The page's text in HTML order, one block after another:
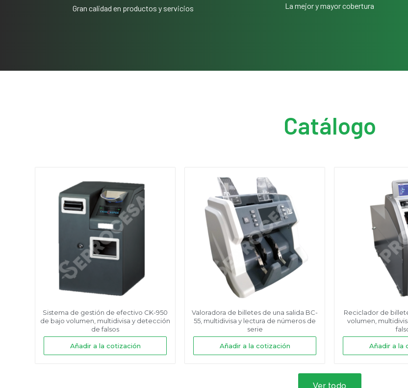
Gran calidad en productos y servicios La mejor y mayor cobertura
Catálogo
Sistema de gestión de efectivo CK-950
de bajo volumen, multidivisa y detección
de falsos
Añadir a la cotización
Valoradora de billetes de una salida BC-
55, multidivisa y lectura de números de
serie
Añadir a la cotización
Reciclador de
volumen,
Añadir a la
Ver todo